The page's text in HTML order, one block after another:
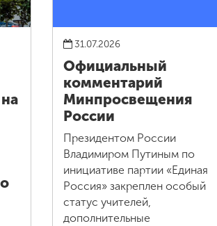
31.07.2026
Официальный
комментарий
Минпросвещения
России
Президентом России
Владимиром Путиным по
инициативе партии «Единая
Россия» закреплен особый
статус учителей,
дополнительные